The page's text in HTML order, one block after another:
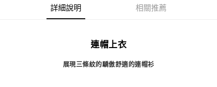
每筆NT$80，滿NT$1,500(含以上)免運費
每筆NT$80，滿NT$1,500(含以上)免運費
詳細說明 相關推薦
連帽上衣
展現三條紋的驕傲舒適的連帽衫